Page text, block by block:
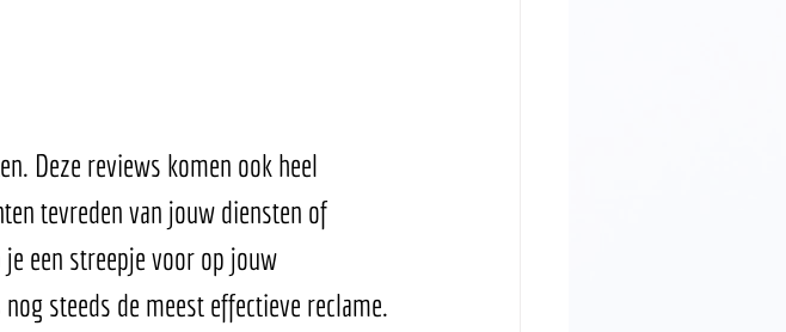
Deze reviews komen ook heel
tevreden van jouw diensten of
een streepje voor op jouw
steeds de meest effectieve reclame.